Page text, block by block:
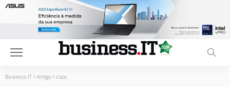
Business-IT > Artigo > cisco